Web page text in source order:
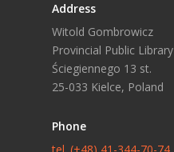
Address
Witold Gombrowicz
Provincial Public Library
Ściegiennego 13 st.
25-033 Kielce, Poland
Phone